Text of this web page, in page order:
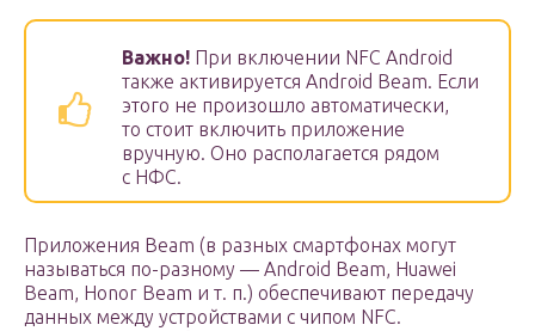
Важно! При включении NFC Android
также активируется Android Beam. Если
этого не произошло автоматически,
то стоит включить приложение
вручную. Оно располагается рядом
с НФС.
Приложения Beam (в разных смартфонах могут
называться по-разному — Android Beam, Huawei
Beam, Honor Beam и т. п.) обеспечивают передачу
данных между устройствами с чипом NFC.